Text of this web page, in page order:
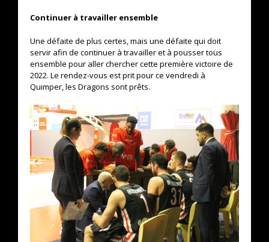
Continuer à travailler ensemble
Une défaite de plus certes, mais une défaite qui doit
servir afin de continuer à travailler et à pousser tous
ensemble pour aller chercher cette première victoire de
2022. Le rendez-vous est prit pour ce vendredi à
Quimper, les Dragons sont prêts.